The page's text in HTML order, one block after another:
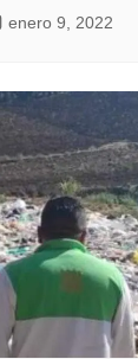
enero 9, 2022